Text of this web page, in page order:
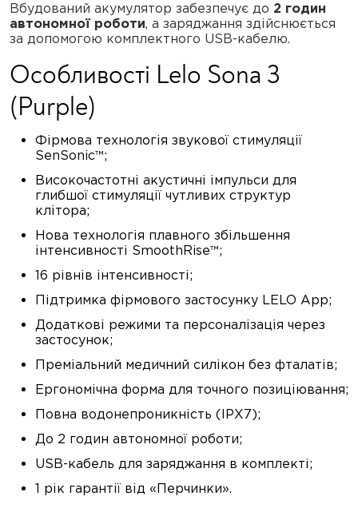
Вбудований акумулятор забезпечує до 2 годин
автономної роботи, а заряджання здійснюється
за допомогою комплектного USB-кабелю.
Особливості Lelo Sona 3
(Purple)
Фірмова технологія звукової стимуляції
SenSonic™;
Високочастотні акустичні імпульси для
глибшої стимуляції чутливих структур
клітора;
Нова технологія плавного збільшення
інтенсивності SmoothRise™;
16 рівнів інтенсивності;
Підтримка фірмового застосунку LELO App;
Додаткові режими та персоналізація через
застосунок;
Преміальний медичний силікон без фталатів;
Ергономічна форма для точного позиціювання;
Повна водонепроникність (IPX7);
До 2 годин автономної роботи;
USB-кабель для заряджання в комплекті;
1 рік гарантії від «Перчинки».